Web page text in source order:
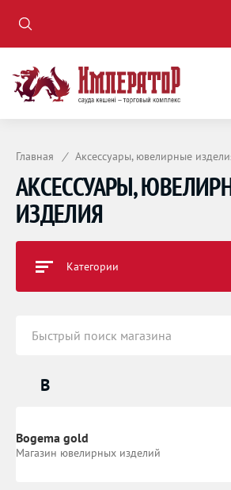
Главная / Аксессуары, ювелирные
АКСЕССУАРЫ,
ИЗДЕЛИЯ
Категории
B
Bogema gold
Магазин ювелирных изделий